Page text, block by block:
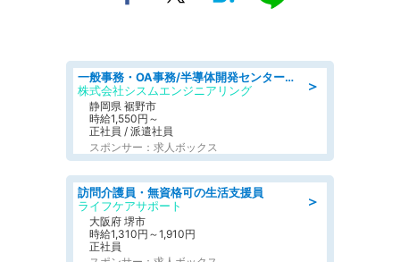
＞
一般事務・OA事務/半導体開発センター内で事務&軽作業スタッフ、募集
株式会社シスムエンジニアリング
静岡県 裾野市
時給1,550円～
正社員 / 派遣社員
スポンサー：求人ボックス
＞
訪問介護員・無資格可の生活支援員
ライフケアサポート
大阪府 堺市
時給1,310円～1,910円
正社員